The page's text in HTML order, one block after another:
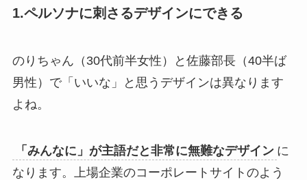
1.ペルソナに刺さるデザインにできる
のりちゃん（30代前半女性）と佐藤部長（40半ば
男性）で「いいな」と思うデザインは異なります
よね。
「みんなに」が主語だと非常に無難なデザイン に
なります。上場企業のコーポレートサイトのよう